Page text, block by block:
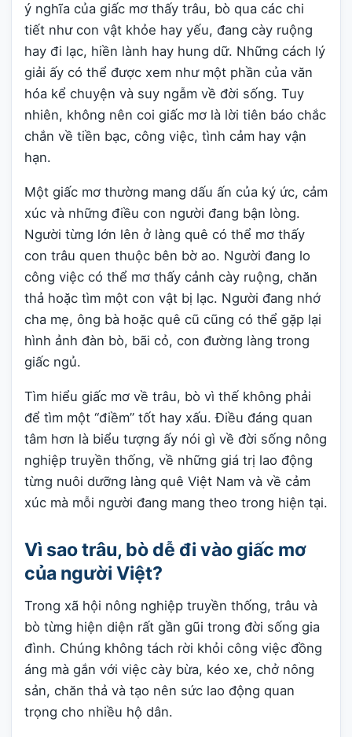
ý nghĩa của giấc mơ thấy trâu, bò qua các chi
tiết như con vật khỏe hay yếu, đang cày ruộng
hay đi lạc, hiền lành hay hung dữ. Những cách lý
giải ấy có thể được xem như một phần của văn
hóa kể chuyện và suy ngẫm về đời sống. Tuy
nhiên, không nên coi giấc mơ là lời tiên báo chắc
chắn về tiền bạc, công việc, tình cảm hay vận
hạn.
Một giấc mơ thường mang dấu ấn của ký ức, cảm
xúc và những điều con người đang bận lòng.
Người từng lớn lên ở làng quê có thể mơ thấy
con trâu quen thuộc bên bờ ao. Người đang lo
công việc có thể mơ thấy cảnh cày ruộng, chăn
thả hoặc tìm một con vật bị lạc. Người đang nhớ
cha mẹ, ông bà hoặc quê cũ cũng có thể gặp lại
hình ảnh đàn bò, bãi cỏ, con đường làng trong
giấc ngủ.
Tìm hiểu giấc mơ về trâu, bò vì thế không phải
để tìm một “điềm” tốt hay xấu. Điều đáng quan
tâm hơn là biểu tượng ấy nói gì về đời sống nông
nghiệp truyền thống, về những giá trị lao động
từng nuôi dưỡng làng quê Việt Nam và về cảm
xúc mà mỗi người đang mang theo trong hiện tại.
Vì sao trâu, bò dễ đi vào giấc mơ
của người Việt?
Trong xã hội nông nghiệp truyền thống, trâu và
bò từng hiện diện rất gần gũi trong đời sống gia
đình. Chúng không tách rời khỏi công việc đồng
áng mà gắn với việc cày bừa, kéo xe, chở nông
sản, chăn thả và tạo nên sức lao động quan
trọng cho nhiều hộ dân.